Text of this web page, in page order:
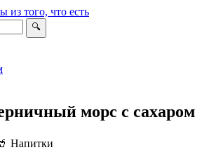
из того, что есть
🔍
морс с сахаром
🥤 Напитки